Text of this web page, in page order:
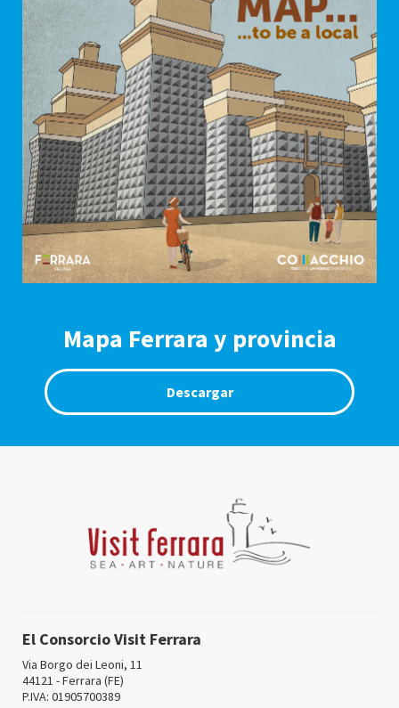
Mapa Ferrara y provincia
Descargar
El Consorcio Visit Ferrara
Via Borgo dei Leoni, 11
44121 - Ferrara (FE)
P.IVA: 01905700389